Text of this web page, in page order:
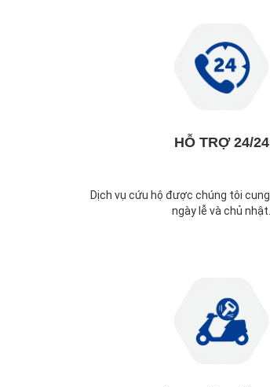
HỖ TRỢ 24/24
Dịch vụ cứu hộ được chúng tôi
ngày lễ và chủ nhật.